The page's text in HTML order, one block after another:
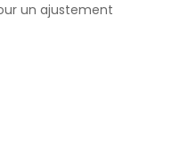
un ajustement